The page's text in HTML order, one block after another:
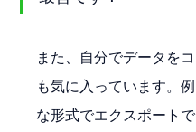
また、自分でデータを
も気に入っています。
な形式でエクスポート